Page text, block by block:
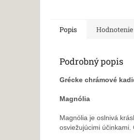
Popis Hodnotenie
Podrobný popis
Grécke chrámové
Magnólia
Magnólia je oslnivá
osviežujúcimi účinkami.